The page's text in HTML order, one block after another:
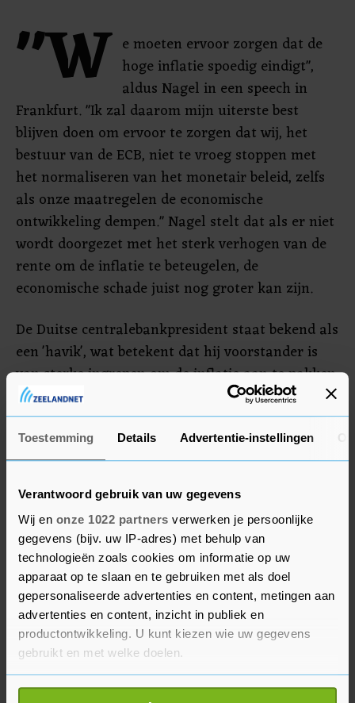
Toestemming Details Advertentie-instellingen
Verantwoord gebruik van uw gegevens
Wij en onze 1022 partners verwerken je persoonlijke
gegevens (bijv. uw IP-adres) met behulp van
technologieën zoals cookies om informatie op uw
apparaat op te slaan en te gebruiken met als doel
gepersonaliseerde advertenties en content, metingen aan
advertenties en content, inzicht in publiek en
productontwikkeling. U kunt kiezen wie uw gegevens
gebruikt en met welke doelen.
Als u het toestaat, willen we ook graag:
"W e moeten ervoor zorgen dat de
hoge inflatie spoedig eindigt",
aldus Nagel in een speech in
Frankfurt. "Ik zal daarom mijn uiterste best
blijven doen om ervoor te zorgen dat wij, het
bestuur van de ECB, niet te vroeg stoppen met
het normaliseren van het monetair beleid, zelfs
als onze maatregelen de economische
ontwikkeling dempen." Nagel stelt dat als er niet
wordt doorgezet met het sterk verhogen van de
rente om de inflatie te beteugelen, de
economische schade juist nog groter kan zijn.
De Duitse centralebankpresident staat bekend als
een 'havik', wat betekent dat hij voorstander is
van sterke ingrepen om de inflatie aan te pakken.
Ook zijn collega Klaas Knot van De
Nederlandsche Bank (DNB) is een havik als het
gaat om monetair beleid.